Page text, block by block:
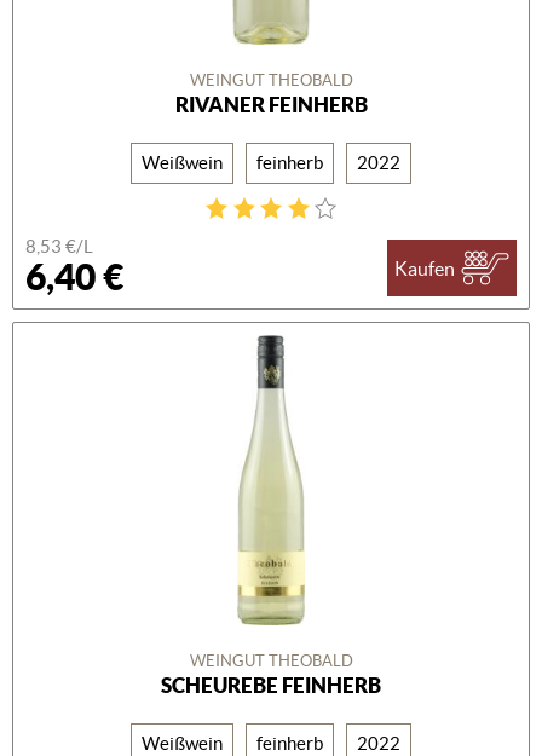
WEINGUT THEOBALD
RIVANER FEINHERB
Weißwein feinherb 2022
8,53 €/L
6,40 € Kaufen
WEINGUT THEOBALD
SCHEUREBE FEINHERB
Weißwein feinherb 2022